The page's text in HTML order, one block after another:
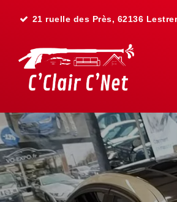
21 ruelle des Près, 62136